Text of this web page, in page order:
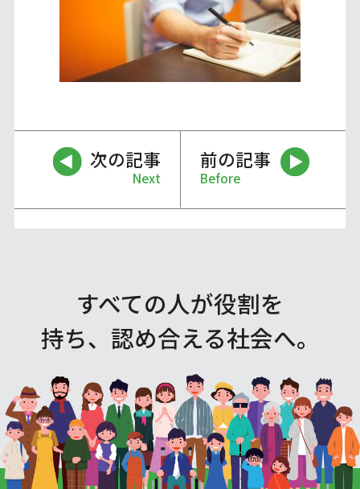
次の記事
Next
前の記事
Before
すべての人が役割を
持ち、認め合える社会へ。